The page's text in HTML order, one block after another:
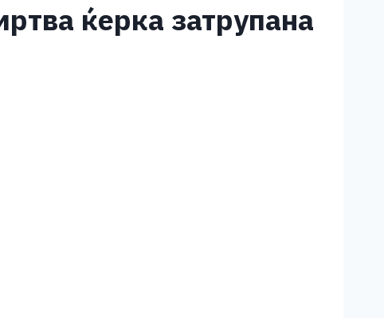
ќерка затрупана